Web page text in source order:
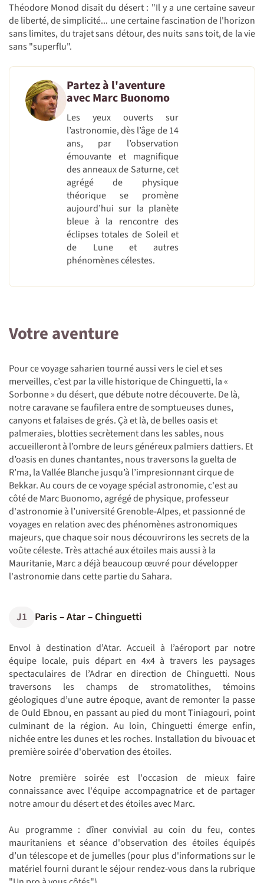
Théodore Monod disait du désert : "Il y a une certaine saveur
de liberté, de simplicité... une certaine fascination de l'horizon
sans limites, du trajet sans détour, des nuits sans toit, de la vie
sans "superflu".
Partez à l'aventure
avecMarc Buonomo
Les yeux ouverts sur
l’astronomie, dès l’âge de 14
ans, par l’observation
émouvante et magnifique
des anneaux de Saturne, cet
agrégé de physique
théorique se promène
aujourd’hui sur la planète
bleue à la rencontre des
éclipses totales de Soleil et
de Lune et autres
phénomènes célestes.
Votre aventure
Pour ce voyage saharien tourné aussi vers le ciel et ses
merveilles, c’est par la ville historique de Chinguetti, la «
Sorbonne » du désert, que débute notre découverte. De là,
notre caravane se faufilera entre de somptueuses dunes,
canyons et falaises de grés. Çà et là, de belles oasis et
palmeraies, blotties secrètement dans les sables, nous
accueilleront à l’ombre de leurs généreux palmiers dattiers. Et
d’oasis en dunes chantantes, nous traversons la guelta de
R’ma, la Vallée Blanche jusqu’à l’impresionnant cirque de
Bekkar. Au cours de ce voyage spécial astronomie, c'est au
côté de Marc Buonomo, agrégé de physique, professeur
d'astronomie à l’université Grenoble-Alpes, et passionné de
voyages en relation avec des phénomènes astronomiques
majeurs, que chaque soir nous découvrirons les secrets de la
voûte céleste. Très attaché aux étoiles mais aussi à la
Mauritanie, Marc a déjà beaucoup œuvré pour développer
l'astronomie dans cette partie du Sahara.
J1 Paris – Atar – Chinguetti
Envol à destination d’Atar. Accueil à l’aéroport par notre
équipe locale, puis départ en 4x4 à travers les paysages
spectaculaires de l’Adrar en direction de Chinguetti. Nous
traversons les champs de stromatolithes, témoins
géologiques d’une autre époque, avant de remonter la passe
de Ould Ebnou, en passant au pied du mont Tiniagouri, point
culminant de la région. Au loin, Chinguetti émerge enfin,
nichée entre les dunes et les roches. Installation du bivouac et
première soirée d'obervation des étoiles.
Notre première soirée est l'occasion de mieux faire
connaissance avec l'équipe accompagnatrice et de partager
notre amour du désert et des étoiles avec Marc.
Au programme : dîner convivial au coin du feu, contes
mauritaniens et séance d'observation des étoiles équipés
d’un télescope et de jumelles (pour plus d'informations sur le
matériel fourni durant le séjour rendez-vous dans la rubrique